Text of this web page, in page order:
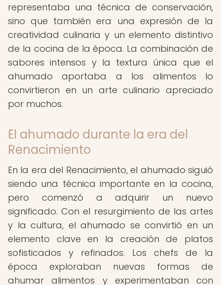
representaba una técnica de conservación,
sino que también era una expresión de la
creatividad culinaria y un elemento distintivo
de la cocina de la época. La combinación de
sabores intensos y la textura única que el
ahumado aportaba a los alimentos lo
convirtieron en un arte culinario apreciado
por muchos.
El ahumado durante la era del
Renacimiento
En la era del Renacimiento, el ahumado siguió
siendo una técnica importante en la cocina,
pero comenzó a adquirir un nuevo
significado. Con el resurgimiento de las artes
y la cultura, el ahumado se convirtió en un
elemento clave en la creación de platos
sofisticados y refinados. Los chefs de la
época exploraban nuevas formas de
ahumar alimentos y experimentaban con